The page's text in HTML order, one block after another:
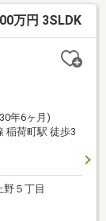
万円 3SLDK
年6ヶ月)
稲荷町駅 徒歩3
５丁目